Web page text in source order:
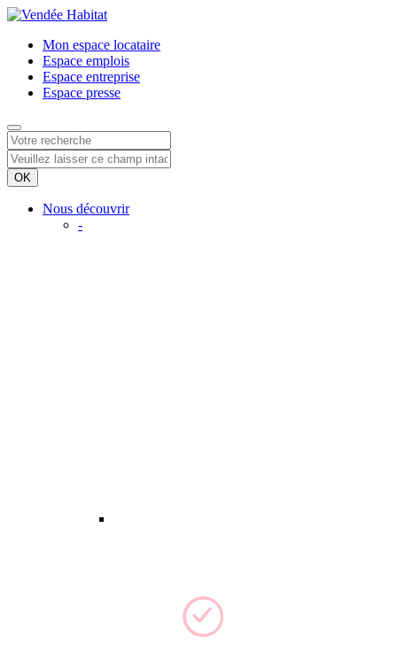
Mon espace locataire
Espace emplois
Espace entreprise
Espace presse
Nous découvrir
-